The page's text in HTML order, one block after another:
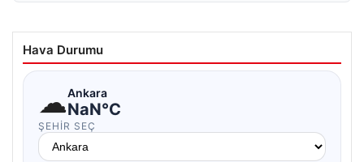
Hava Durumu
☁Ankara
NaN°C
ŞEHIR SEÇ